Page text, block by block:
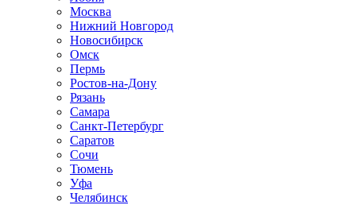
Москва
Нижний Новгород
Новосибирск
Омск
Пермь
Ростов-на-Дону
Рязань
Самара
Санкт-Петербург
Саратов
Сочи
Тюмень
Уфа
Челябинск